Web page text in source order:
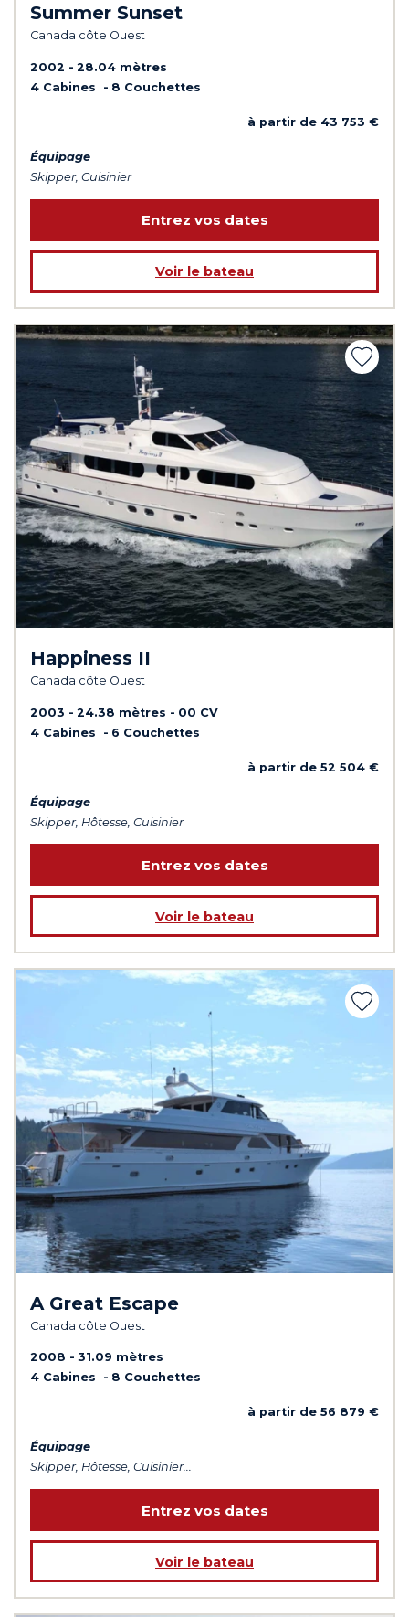
Summer Sunset
Canada côte Ouest
2002
28.04 mètres
4 Cabines
8 Couchettes
à partir de 43 753 €
Équipage
Skipper, Cuisinier
Entrez vos dates
Voir le bateau
Happiness II
Canada côte Ouest
2003 24.38 mètres
00 CV
4 Cabines
6 Couchettes
à partir de 52 504 €
Équipage
Skipper, Hôtesse, Cuisinier
Entrez vos dates
Voir le bateau
A Great Escape
Canada côte Ouest
2008
31.09 mètres
4 Cabines
8 Couchettes
à partir de 56 879 €
Équipage
Skipper, Hôtesse, Cuisinier...
Entrez vos dates
Voir le bateau